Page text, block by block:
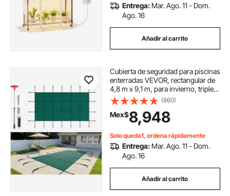
Entrega: Mar. Ago. 11 - Dom.
Ago. 16
Añadir al carrito
Cubierta de seguridad para piscinas
enterradas VEVOR, rectangular de
4,8 m x 9,1 m, para invierno, triple
costura, malla de PP de alta
resistencia con buena
permeabilidad a la lluvia, incluye
accesorios de instalación, color
verde.
(860)
Mex$8,948
Solo queda1, ordena rápidamente
Entrega: Mar. Ago. 11 - Dom.
Ago. 16
Añadir al carrito